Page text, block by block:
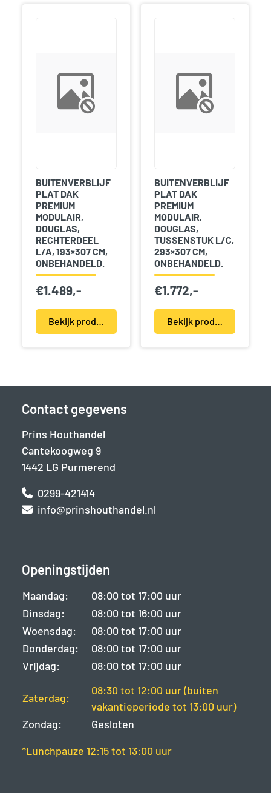
BUITENVERBLIJF
PLAT DAK
PREMIUM
MODULAIR,
DOUGLAS,
RECHTERDEEL
L/A, 193×307 CM,
ONBEHANDELD.
€1.489,-
Bekijk product(en)
BUITENVERBLIJF
PLAT DAK
PREMIUM
MODULAIR,
DOUGLAS,
TUSSENSTUK L/C,
293×307 CM,
ONBEHANDELD.
€1.772,-
Bekijk product(en)
Contact gegevens
Prins Houthandel
Cantekoogweg 9
1442 LG Purmerend
0299-421414
info@prinshouthandel.nl
Openingstijden
Maandag:
08:00 tot 17:00 uur
Dinsdag:
08:00 tot 16:00 uur
Woensdag:
08:00 tot 17:00 uur
Donderdag:
08:00 tot 17:00 uur
Vrijdag:
08:00 tot 17:00 uur
Zaterdag:
08:30 tot 12:00 uur (buiten
vakantieperiode tot 13:00 uur)
Zondag:
Gesloten
*Lunchpauze 12:15 tot 13:00 uur